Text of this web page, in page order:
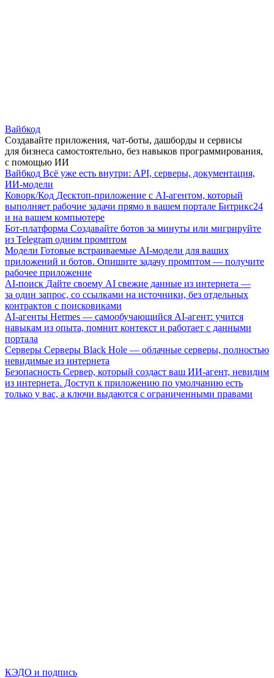
Вайбкод
Создавайте приложения, чат-боты, дашборды и сервисы
для бизнеса самостоятельно, без навыков программирования,
с помощью ИИ
Вайбкод Всё уже есть внутри: API, серверы, документация,
ИИ-модели
Коворк/Код Десктоп-приложение с AI-агентом, который
выполняет рабочие задачи прямо в вашем портале Битрикс24
и на вашем компьютере
Бот-платформа Создавайте ботов за минуты или мигрируйте
из Telegram одним промптом
Модели Готовые встраиваемые AI-модели для ваших
приложений и ботов. Опишите задачу промптом — получите
рабочее приложение
AI-поиск Дайте своему AI свежие данные из интернета —
за один запрос, со ссылками на источники, без отдельных
контрактов с поисковиками
AI-агенты Hermes — самообучающийся AI-агент: учится
навыкам из опыта, помнит контекст и работает с данными
портала
Серверы Серверы Black Hole — облачные серверы, полностью
невидимые из интернета
Безопасность Сервер, который создаст ваш ИИ-агент, невидим
из интернета. Доступ к приложению по умолчанию есть
только у вас, а ключи выдаются с ограниченными правами
КЭДО и подпись